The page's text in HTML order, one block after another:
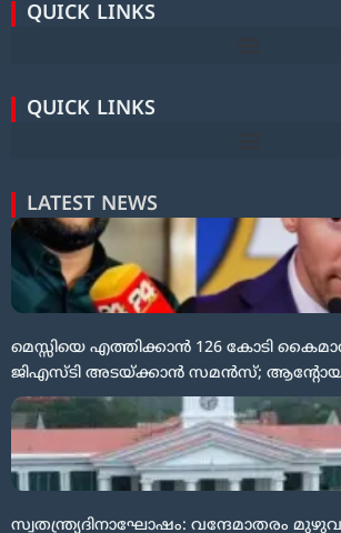
QUICK LINKS
QUICK LINKS
LATEST NEWS
മെസ്സിയെ എത്തിക്കാൻ 126 കോടി
ജിഎസ്ടി അടയ്ക്കാൻ സമൻസ്;
സ്വതന്ത്ര്യദിനാഘോഷം: വന്ദേമാതരം